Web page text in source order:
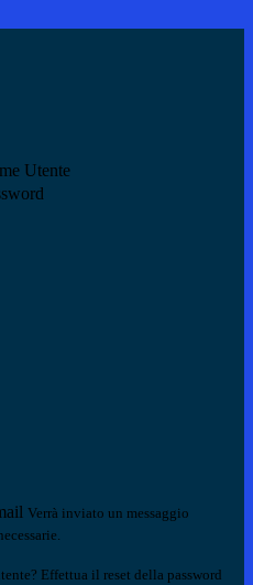
Utente
Verrà inviato un messaggio
Effettua il reset della password